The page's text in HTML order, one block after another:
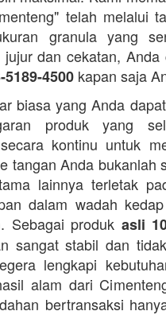
telah melalui
granula yang
dan cekatan,
5189-4500 kapan saja
biasa yang Anda
produk yang
kontinu untuk
tangan Anda bukanlah
lainnya terletak
dalam wadah
Sebagai produk asli
sangat stabil dan
lengkapi
alam dari
bertransaksi